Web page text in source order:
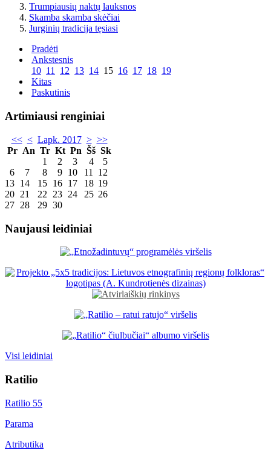
Trumpiausių naktų lauksnos
Skamba skamba skėčiai
Jurginių tradicija tęsiasi
Pradėti
Ankstesnis
10 11 12 13 14 15 16 17 18 19
Kitas
Paskutinis
Artimiausi renginiai
<< < Lapk. 2017 > >>
Pr An Tr Kt Pn Šš Sk
1
2 3 4
5
6
7 8 9 10 11
12
13 14 15 16 17 18 19
20 21 22 23 24 25 26
27 28 29 30
Naujausi leidiniai
Visi leidiniai
Ratilio
Ratilio 55
Parama
Atributika